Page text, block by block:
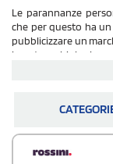
Le parannanze
che per questo ha
pubblicizzare un
in cotone biologico
Stampasi.it
parannanze per